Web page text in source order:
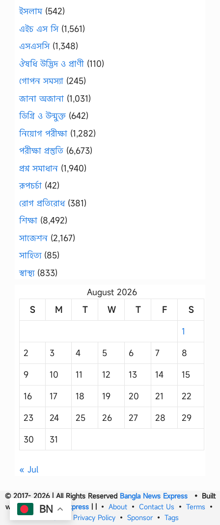
ইসলাম(542)
এইচ এস সি(1,561)
এসএসসি(1,348)
ঔষধি উদ্ভিদ ও প্রাণী (110)
গোপন সমস্যা (245)
জানা অজানা (1,031)
ডিগ্রি ও উন্মুক্ত (642)
নিয়োগ পরীক্ষা (1,282)
পরীক্ষা প্রস্তুতি (6,673)
প্রশ্ন সমাধান (1,940)
রূপচর্চা (42)
রোগ প্রতিরোধ(381)
শিক্ষা (8,492)
সাজেশন (2,167)
সাহিত্য(85)
স্বাস্থ্য(833)
August 2026
S
M T W T F
S
1
2
3 4 5 6 7
8
9
10 11 12 13 14
15
16
17 18 19 20 21
22
23
24 25 26 27 28
29
30
31
« Jul
© 2017- 2026 | All Rights Reserved Bangla News Express• Built
withBangla News Express | | • About • Contact Us • Terms •
Privacy Policy • Sponsor • Tags
BN